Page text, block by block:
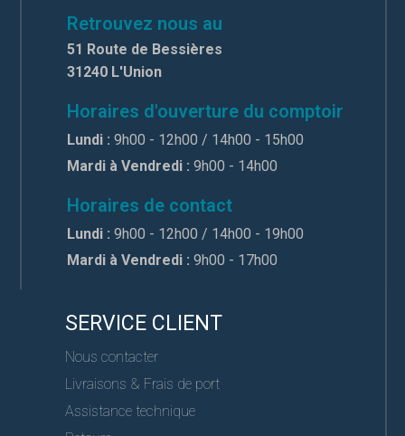
Retrouvez nous au
51 Route de Bessières
31240 L'Union
Horaires d'ouverture du comptoir
Lundi : 9h00 - 12h00 / 14h00 - 15h00
Mardi à Vendredi : 9h00 - 14h00
Horaires de contact
Lundi : 9h00 - 12h00 / 14h00 - 19h00
Mardi à Vendredi : 9h00 - 17h00
SERVICE CLIENT
Nous contacter
Livraisons & Frais de port
Assistance technique